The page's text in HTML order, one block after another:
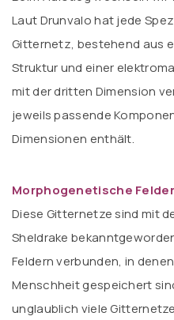
Laut Drunvalo hat jede
Gitternetz, bestehend aus
Struktur und einer
mit der dritten Dimension
jeweils passende
Dimensionen enthält.
Morphogenetische Felder
Diese Gitternetze sind mit
Sheldrake
Feldern verbunden, in
Menschheit gespeichert
unglaublich viele